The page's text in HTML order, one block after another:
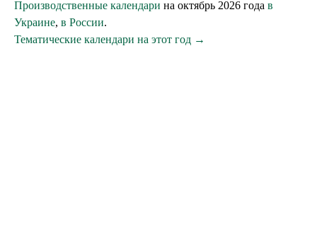
Производственные календари на октябрь 2026 года в
Украине, в России.
Тематические календари на этот год →